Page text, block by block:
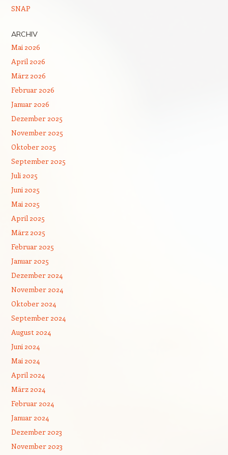
SNAP
ARCHIV
Mai 2026
April 2026
März 2026
Februar 2026
Januar 2026
Dezember 2025
November 2025
Oktober 2025
September 2025
Juli 2025
Juni 2025
Mai 2025
April 2025
März 2025
Februar 2025
Januar 2025
Dezember 2024
November 2024
Oktober 2024
September 2024
August 2024
Juni 2024
Mai 2024
April 2024
März 2024
Februar 2024
Januar 2024
Dezember 2023
November 2023